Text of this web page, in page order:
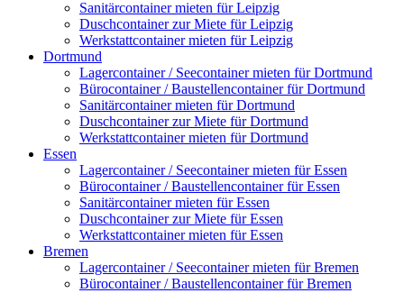
Sanitärcontainer mieten für Leipzig
Duschcontainer zur Miete für Leipzig
Werkstattcontainer mieten für Leipzig
Dortmund
Lagercontainer / Seecontainer mieten für Dortmund
Bürocontainer / Baustellencontainer für Dortmund
Sanitärcontainer mieten für Dortmund
Duschcontainer zur Miete für Dortmund
Werkstattcontainer mieten für Dortmund
Essen
Lagercontainer / Seecontainer mieten für Essen
Bürocontainer / Baustellencontainer für Essen
Sanitärcontainer mieten für Essen
Duschcontainer zur Miete für Essen
Werkstattcontainer mieten für Essen
Bremen
Lagercontainer / Seecontainer mieten für Bremen
Bürocontainer / Baustellencontainer für Bremen